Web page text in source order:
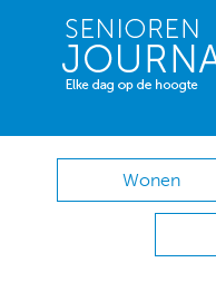
Wonen